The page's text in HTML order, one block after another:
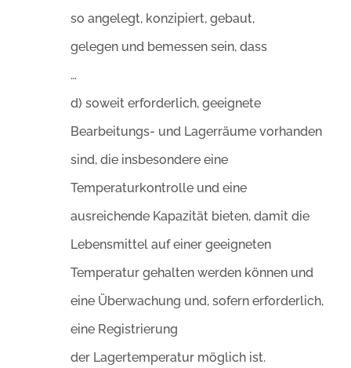
so angelegt, konzipiert, gebaut,
gelegen und bemessen sein, dass
…
d) soweit erforderlich, geeignete
Bearbeitungs- und Lagerräume vorhanden
sind, die insbesondere eine
Temperaturkontrolle und eine
ausreichende Kapazität bieten, damit die
Lebensmittel auf einer geeigneten
Temperatur gehalten werden können und
eine Überwachung und, sofern erforderlich,
eine Registrierung
der Lagertemperatur möglich ist.